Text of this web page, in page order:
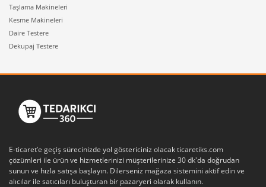
Taşlama Makineleri
Kesme Makineleri
Daire Testere
Dekupaj Testere
E-ticaret’e geçiş sürecinizde yol göstericiniz olacak ticaretiks.com
çözümleri ile ürün ve hizmetlerinizi müşterilerinize 30 dk'da doğrudan
sunun ve hızla satışa başlayın. Dilerseniz mağaza sistemini aktif edin ve
alıcılar ile satıcıları buluşturan bir pazaryeri olarak kullanın.